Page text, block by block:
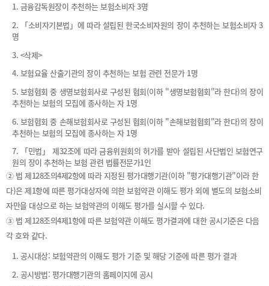
1. 금융감독원장이 추천하는 보험소비자 3명
2. 「소비자기본법」에 따라 설립된 한국소비자원의 장이 추천하는 보험소비자 3
명
3. <삭제>
4. 보험요율 산출기관의 장이 추천하는 보험 관련 전문가 1명
5. 보험협회 중 생명보험회사로 구성된 협회(이하 "생명보험협회"라 한다)의 장이
추천하는 보험의 모집에 종사하는 자 1명
6. 보험협회 중 손해보험회사로 구성된 협회(이하 "손해보험협회"라 한다)의 장이
추천하는 보험의 모집에 종사하는 자 1명
7. 「민법」 제32조에 따라 금융위원회의 허가를 받아 설립된 사단법인 보험연구
원의 장이 추천하는 보험 관련 법률전문가1인
② 법 제128조의4제2항에 따라 지정된 평가대행기관(이하 "평가대행기관"이라 한
다)은 제1항에 따른 평가대상자에 의한 보험약관 이해도 평가 외에 별도의 보험소비
자만을 대상으로 하는 보험약관의 이해도 평가를 실시할 수 있다.
③ 법 제128조의4제1항에 따른 보험약관 이해도 평가결과에 대한 공시기준은 다음
각 호와 같다.
1. 공시대상: 보험약관의 이해도 평가 기준 및 해당 기준에 따른 평가 결과
2. 공시방법: 평가대행기관의 홈페이지에 공시